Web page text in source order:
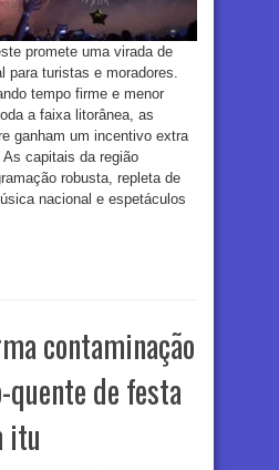
promete uma virada de
para turistas e moradores.
tempo firme e menor
a faixa litorânea, as
ganham um incentivo extra
capitais da região
robusta, repleta de
nacional e espetáculos
contaminação
de festa
itu